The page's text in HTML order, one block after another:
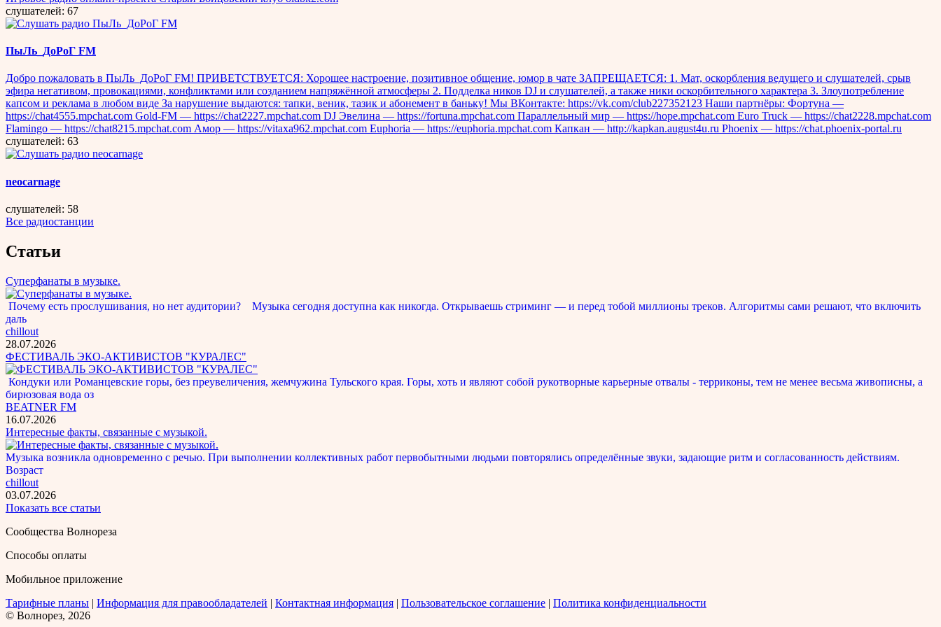
слушателей: 67
ПыЛь_ДоРоГ FM
Добро пожаловать в ПыЛь_ДоРоГ FM! ПРИВЕТСТВУЕТСЯ: Хорошее настроение, позитивное общение, юмор в чате ЗАПРЕЩАЕТСЯ: 1. Мат, оскорбления ведущего и слушателей, срыв
эфира негативом, провокациями, конфликтами или созданием напряжённой атмосферы 2. Подделка ников DJ и слушателей, а также ники оскорбительного характера 3. Злоупотребление
капсом и реклама в любом виде За нарушение выдаются: тапки, веник, тазик и абонемент в баньку! Мы ВКонтакте: https://vk.com/club227352123 Наши партнёры: Фортуна —
https://chat4555.mpchat.com Gold-FM — https://chat2227.mpchat.com DJ Эвелина — https://fortuna.mpchat.com Параллельный мир — https://hope.mpchat.com Euro Truck — https://chat2228.mpchat.com
Flamingo — https://chat8215.mpchat.com Амор — https://vitaxa962.mpchat.com Euphoria — https://euphoria.mpchat.com Капкан — http://kapkan.august4u.ru Phoenix — https://chat.phoenix-portal.ru
слушателей: 63
neocarnage
слушателей: 58
Все радиостанции
Статьи
Суперфанаты в музыке.
Почему есть прослушивания, но нет аудитории? Музыка сегодня доступна как никогда. Открываешь стриминг — и перед тобой миллионы треков. Алгоритмы сами решают, что включить
даль
chillout
28.07.2026
ФЕСТИВАЛЬ ЭКО-АКТИВИСТОВ "КУРАЛЕС"
Кондуки или Романцевские горы, без преувеличения, жемчужина Тульского края. Горы, хоть и являют собой рукотворные карьерные отвалы - терриконы, тем не менее весьма живописны, а
бирюзовая вода оз
BEATNER FM
16.07.2026
Интересные факты, связанные с музыкой.
Музыка возникла одновременно с речью. При выполнении коллективных работ первобытными людьми повторялись определённые звуки, задающие ритм и согласованность действиям.
Возраст
chillout
03.07.2026
Показать все статьи
Сообщества Волнореза
Способы оплаты
Мобильное приложение
Тарифные планы | Информация для правообладателей | Контактная информация | Пользовательское соглашение | Политика конфиденциальности
© Волнорез, 2026